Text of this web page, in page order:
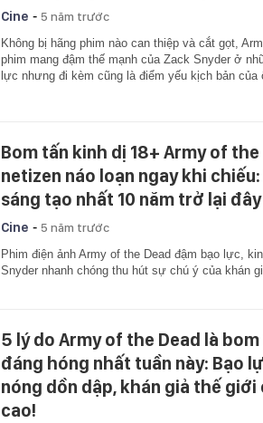
Cine - 5 năm trước
Không bị hãng phim nào can thiệp và cắt gọt,
phim mang đậm thế mạnh của Zack Snyder ở
lực nhưng đi kèm cũng là điểm yếu kịch bản của
Bom tấn kinh dị 18+ Army of the
netizen náo loạn ngay khi
sáng tạo nhất 10 năm trở lại
Cine - 5 năm trước
Phim điện ảnh Army of the Dead đậm bạo lực,
Snyder nhanh chóng thu hút sự chú ý của khán
5 lý do Army of the Dead là
đáng hóng nhất tuần này: Bạo
nóng dồn dập, khán giả thế
cao!